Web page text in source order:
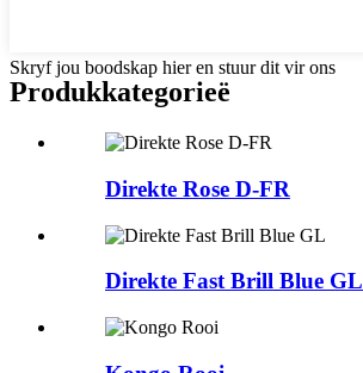
Skryf jou boodskap hier en stuur dit vir ons
Produkkategorieë
Direkte Rose D-FR
Direkte Fast Brill Blue GL